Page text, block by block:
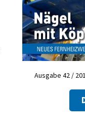
Ausgabe 42 /